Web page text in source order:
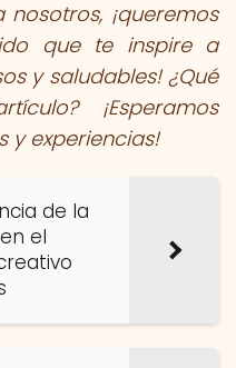
¡queremos
que te inspire a
y saludables! ¿Qué
¡Esperamos
y experiencias!
de la
el